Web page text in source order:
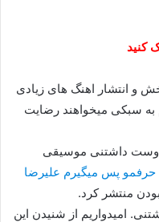
کنید
و انتشار اهنگ های زیادی
سبکی میخواهند رضایت
دوست داشتنی موسیقی
پس میگیرم علیرضا
منتشر کرد.
امیدواریم از شنیدن این